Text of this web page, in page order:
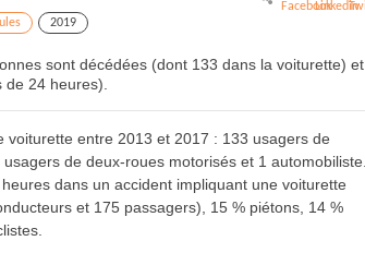
2019
sont décédées (dont 133 dans la voiturette) et
24 heures).
entre 2013 et 2017 : 133 usagers de
de deux-roues motorisés et 1 automobiliste.
dans un accident impliquant une voiturette
et 175 passagers), 15 % piétons, 14 %